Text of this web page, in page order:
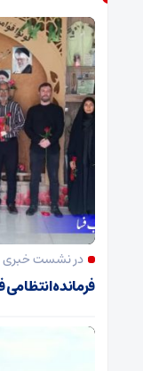
در نشست
فرمانده انتظامی